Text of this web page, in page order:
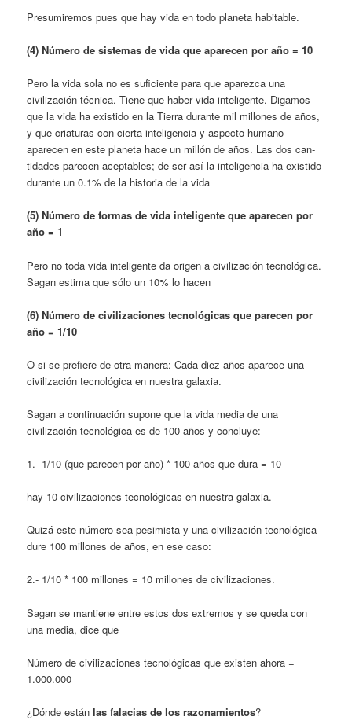
Presumiremos pues que hay vida en todo planeta habitable.
(4) Número de sistemas de vida que aparecen por año = 10
Pero la vida sola no es suficiente para que aparezca una
civilización técnica. Tiene que haber vida inteligente. Digamos
que la vida ha existido en la Tierra durante mil millo­nes de años,
y que criaturas con cierta inteli­gencia y aspecto humano
aparecen en este planeta hace un millón de años. Las dos can­
tidades parecen aceptables; de ser así la inte­ligencia ha existido
durante un 0.1% de la historia de la vida
(5) Número de formas de vida inteligente que aparecen por
año = 1
Pero no toda vida inteligente da origen a civilización tecnológica.
Sagan estima que sólo un 10% lo hacen
(6) Número de civilizaciones tecnológicas que parecen por
año = 1/10
O si se prefiere de otra manera: Cada diez años aparece una
civilización tecnológica en nuestra galaxia.
Sagan a continuación supone que la vida media de una
civilización tecnológica es de 100 años y concluye:
1.- 1/10 (que parecen por año) * 100 años que dura = 10
hay 10 civilizaciones tecnológicas en nuestra galaxia.
Quizá este número sea pesimista y una civilización tecnológica
dure 100 millones de años, en ese caso:
2.- 1/10 * 100 millones = 10 millones de civilizaciones.
Sagan se mantiene entre estos dos extre­mos y se queda con
una media, dice que
Número de civilizaciones tecnológicas que existen ahora =
1.000.000
¿Dónde estánlas falacias de los razona­mientos?